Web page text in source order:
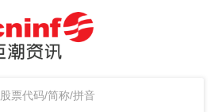
股票代码/简称/拼音